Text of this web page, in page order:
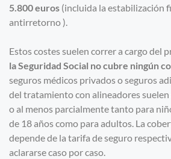
5.800 euros (incluida la estabilización
antirretorno ).
Estos costes suelen correr a cargo del
la Seguridad Social no cubre ningún
seguros médicos privados o seguros
del tratamiento con alineadores
o al menos parcialmente tanto para
de 18 años como para adultos. La
depende de la tarifa de seguro
aclararse caso por caso.